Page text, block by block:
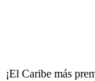
¡El Caribe más